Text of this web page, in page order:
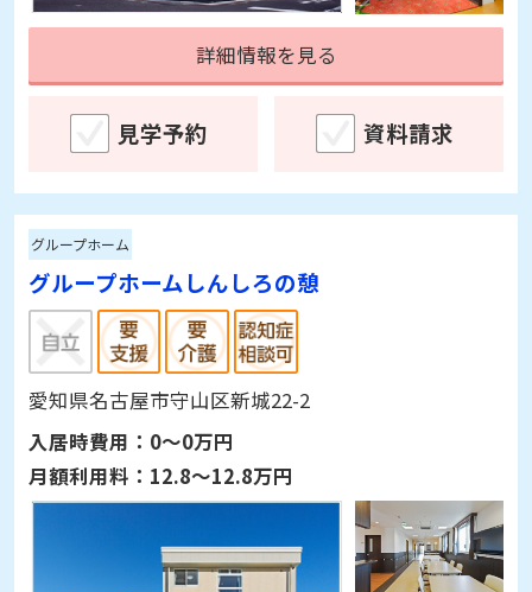
詳細情報を見る
見学予約 資料請求
グループホーム
グループホームしんしろの憩
愛知県名古屋市守山区新城22-2
入居時費用： 0～0万円
月額利用料： 12.8～12.8万円